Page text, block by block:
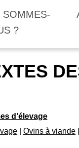
SOMMES-
?
d’élevage
Ovins à viande